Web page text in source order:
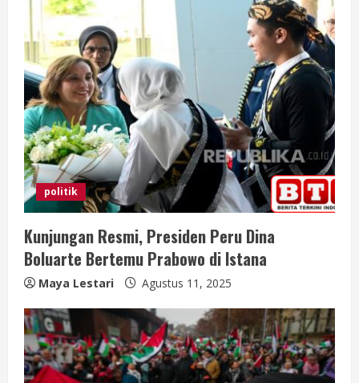
R
e
a
d
i
n
g
politik
Kunjungan Resmi, Presiden Peru Dina
Boluarte Bertemu Prabowo di Istana
Maya Lestari Agustus 11, 2025